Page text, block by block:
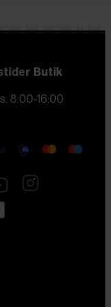
Butik
8:00-16:00